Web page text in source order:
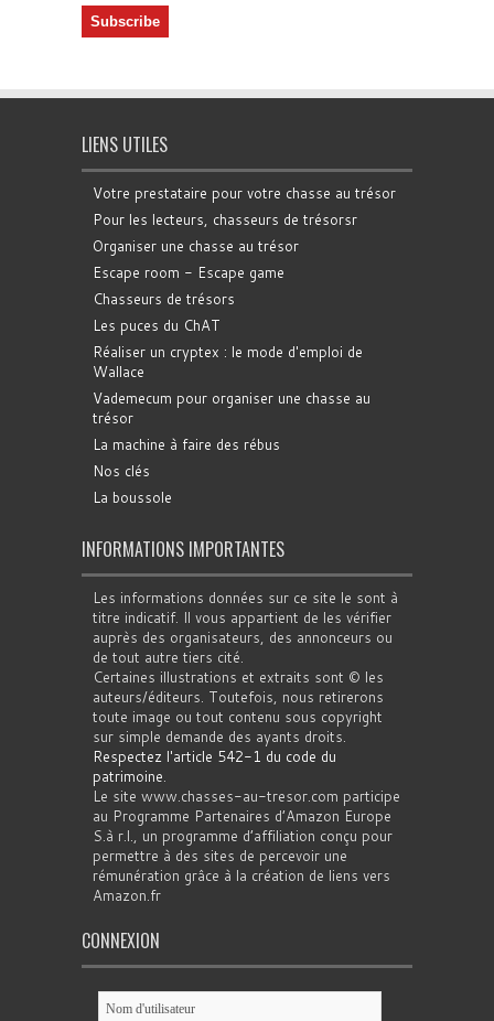
LIENS UTILES
Votre prestataire pour votre chasse au trésor
Pour les lecteurs, chasseurs de trésorsr
Organiser une chasse au trésor
Escape room - Escape game
Chasseurs de trésors
Les puces du ChAT
Réaliser un cryptex : le mode d'emploi de
Wallace
Vademecum pour organiser une chasse au
trésor
La machine à faire des rébus
Nos clés
La boussole
INFORMATIONS IMPORTANTES
Les informations données sur ce site le sont à
titre indicatif. Il vous appartient de les vérifier
auprès des organisateurs, des annonceurs ou
de tout autre tiers cité.
Certaines illustrations et extraits sont © les
auteurs/éditeurs. Toutefois, nous retirerons
toute image ou tout contenu sous copyright
sur simple demande des ayants droits.
Respectez l'article 542-1 du code du
patrimoine.
Le site www.chasses-au-tresor.com participe
au Programme Partenaires d’Amazon Europe
S.à r.l., un programme d’affiliation conçu pour
permettre à des sites de percevoir une
rémunération grâce à la création de liens vers
Amazon.fr
CONNEXION